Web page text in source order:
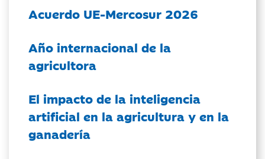
Acuerdo UE-Mercosur 2026
Año internacional de la
agricultora
El impacto de la inteligencia
artificial en la agricultura y en la
ganadería